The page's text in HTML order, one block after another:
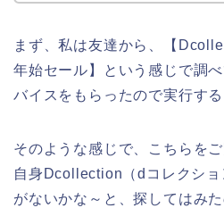
まず、私は友達から、【
年始セール】という感じで調
バイスをもらったので実行する
そのような感じで、こちらを
自身Dcollection（dコレクシ
がないかな～と、探してはみ